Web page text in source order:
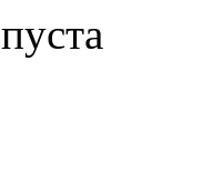
пуста